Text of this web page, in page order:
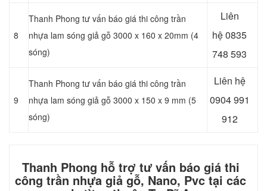
8
Thanh Phong tư vấn báo giá thi công trần
nhựa lam sóng giả gỗ 3000 x 160 x 20mm (4
sóng)
Liên
hệ0835
748 593
9
Thanh Phong tư vấn báo giá thi công trần
nhựa lam sóng giả gỗ 3000 x 150 x 9 mm (5
sóng)
Liên hệ
0904 991
912
Thanh Phong hỗ trợ tư vấn báo giá thi
công trần nhựa giả gỗ, Nano, Pvc tại các